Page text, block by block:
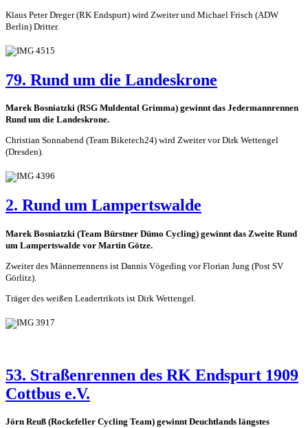
Klaus Peter Dreger (RK Endspurt) wird Zweiter und Michael Frisch (ADW
Berlin) Dritter.
79. Rund um die Landeskrone
Marek Bosniatzki (RSG Muldental Grimma) gewinnt das Jedermannrennen
Rund um die Landeskrone.
Christian Sonnabend (Team Biketech24) wird Zweiter vor Dirk Wettengel
(Dresden).
2. Rund um Lampertswalde
Marek Bosniatzki (Team Bürstner Dümo Cycling) gewinnt das Zweite Rund
um Lampertswalde vor Martin Götze.
Zweiter des Männerrennens ist Dannis Vögeding vor Florian Jung (Post SV
Görlitz).
Träger des weißen Leadertrikots ist Dirk Wettengel.
53. Straßenrennen des RK Endspurt 1909
Cottbus e.V.
Jörn Reuß (Rockefeller Cycling Team) gewinnt Deuchtlands längstes